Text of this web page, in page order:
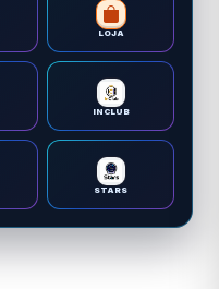
LOJA
INCLUB
STARS